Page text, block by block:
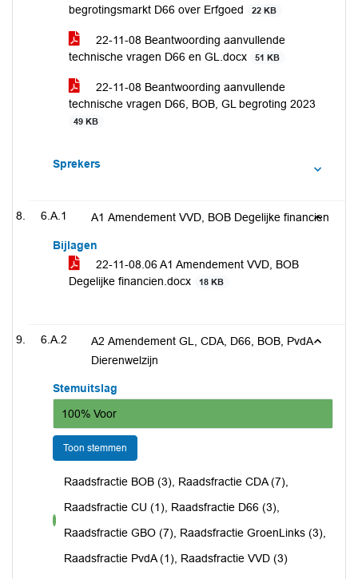
begrotingsmarkt D66 over Erfgoed
22 KB
22-11-08 Beantwoording aanvullende
technische vragen D66 en GL.docx
51 KB
22-11-08 Beantwoording aanvullende
technische vragen D66, BOB, GL begroting 2023
49 KB
Sprekers
6.A.1 A1 Amendement VVD, BOB Degelijke financien
Bijlagen
22-11-08.06 A1 Amendement VVD, BOB
Degelijke financien.docx
18 KB
6.A.2
A2 Amendement GL, CDA, D66, BOB, PvdA
Dierenwelzijn
Stemuitslag
100% Voor
Toon stemmen
voor
Raadsfractie BOB (3), Raadsfractie CDA (7),
Raadsfractie CU (1), Raadsfractie D66 (3),
Raadsfractie GBO (7), Raadsfractie GroenLinks (3),
Raadsfractie PvdA (1), Raadsfractie VVD (3)